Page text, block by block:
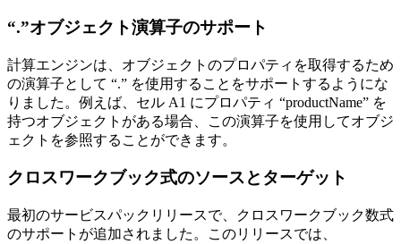
“.”オブジェクト演算子のサポート
計算エンジンは、オブジェクトのプロパティを取得するため
の演算子として “.” を使用することをサポートするようにな
りました。例えば、セル A1 にプロパティ “productName” を
持つオブジェクトがある場合、この演算子を使用してオブジ
ェクトを参照することができます。
クロスワークブック式のソースとターゲット
最初のサービスパックリリースで、クロスワークブック数式
のサポートが追加されました。このリリースでは、